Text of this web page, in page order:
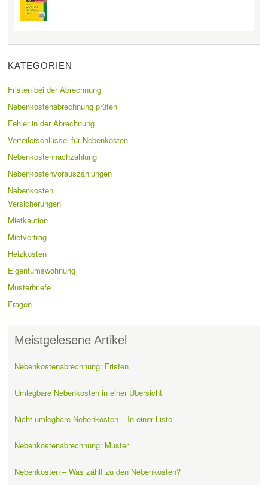
KATEGORIEN
Fristen bei der Abrechnung
Nebenkostenabrechnung prüfen
Fehler in der Abrechnung
Verteilerschlüssel für Nebenkosten
Nebenkostennachzahlung
Nebenkostenvorauszahlungen
Nebenkosten
Versicherungen
Mietkaution
Mietvertrag
Heizkosten
Eigentumswohnung
Musterbriefe
Fragen
Meistgelesene Artikel
Nebenkostenabrechnung: Fristen
Umlegbare Nebenkosten in einer Übersicht
Nicht umlegbare Nebenkosten – In einer Liste
Nebenkostenabrechnung: Muster
Nebenkosten – Was zählt zu den Nebenkosten?